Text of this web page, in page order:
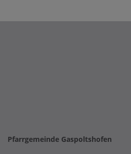
Pfarrgemeinde Gaspoltshofen